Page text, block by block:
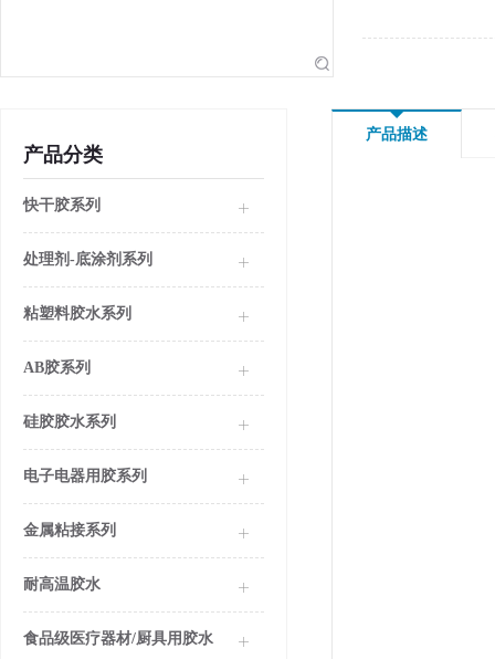
产品分类
快干胶系列
处理剂-底涂剂系列
粘塑料胶水系列
AB胶系列
硅胶胶水系列
电子电器用胶系列
金属粘接系列
耐高温胶水
食品级医疗器材/厨具用胶水
产品描述